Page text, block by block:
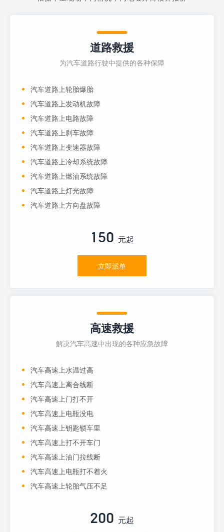
道路救援
为汽车道路行驶中提供的各种保障
汽车道路上轮胎爆胎
汽车道路上发动机故障
汽车道路上电路故障
汽车道路上刹车故障
汽车道路上变速器故障
汽车道路上冷却系统故障
汽车道路上燃油系统故障
汽车道路上灯光故障
汽车道路上方向盘故障
150 元起
立即派单
高速救援
解决汽车高速中出现的各种应急故障
汽车高速上水温过高
汽车高速上离合线断
汽车高速上门打不开
汽车高速上电瓶没电
汽车高速上钥匙锁车里
汽车高速上打不开车门
汽车高速上油门拉线断
汽车高速上电瓶打不着火
汽车高速上轮胎气压不足
200 元起